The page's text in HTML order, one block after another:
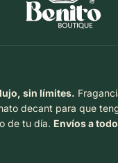
sin límites.
decant para que
de tu día. Envíos a